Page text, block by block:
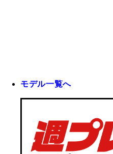
モデル一覧へ